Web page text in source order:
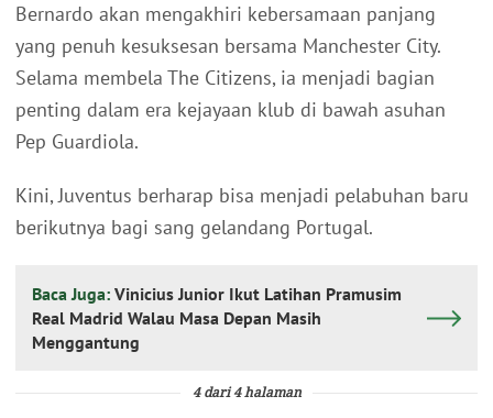
Bernardo akan mengakhiri kebersamaan panjang
yang penuh kesuksesan bersama Manchester City.
Selama membela The Citizens, ia menjadi bagian
penting dalam era kejayaan klub di bawah asuhan
Pep Guardiola.
Kini, Juventus berharap bisa menjadi pelabuhan baru
berikutnya bagi sang gelandang Portugal.
Baca Juga: Vinicius Junior Ikut Latihan Pramusim
Real Madrid Walau Masa Depan Masih
Menggantung
4 dari 4 halaman